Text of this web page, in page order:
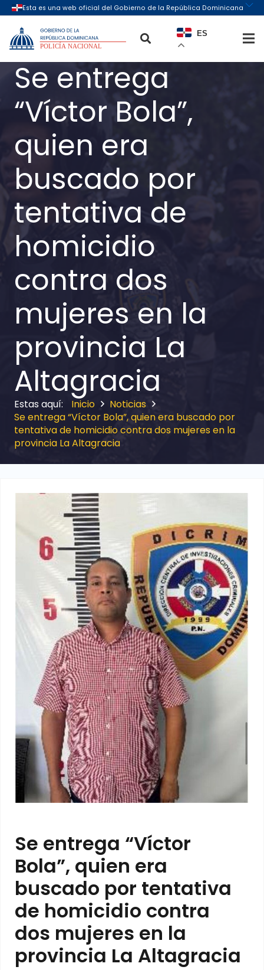
ES
Se entrega
“Víctor Bola”,
quien era
buscado por
tentativa de
homicidio
contra dos
mujeres en la
provincia La
Altagracia
Inicio
Noticias
Se entrega “Víctor Bola”, quien era buscado por
tentativa de homicidio contra dos mujeres en la
provincia La Altagracia
Se entrega “Víctor
Bola”, quien era
buscado por tentativa
de homicidio contra
dos mujeres en la
provincia La Altagracia